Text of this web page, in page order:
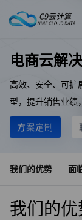
电商云解
高效、安全、可扩
型，提升销售业绩
方案定制
我们的优势 面
我们的优